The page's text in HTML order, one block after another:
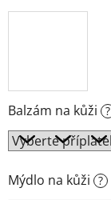
Balzám na kůži ?
Mýdlo na kůži ?